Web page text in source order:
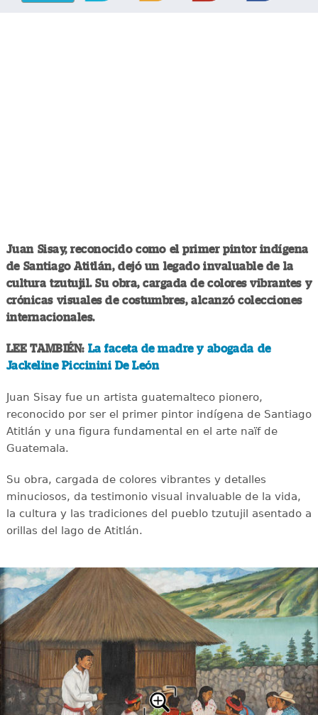
Juan Sisay, reconocido como el primer pintor indígena
de Santiago Atitlán, dejó un legado invaluable de la
cultura tzutujil. Su obra, cargada de colores vibrantes y
crónicas visuales de costumbres, alcanzó colecciones
internacionales.
LEE TAMBIÉN: La faceta de madre y abogada de
Jackeline Piccinini De León
Juan Sisay fue un artista guatemalteco pionero,
reconocido por ser el primer pintor indígena de Santiago
Atitlán y una figura fundamental en el arte naïf de
Guatemala.
Su obra, cargada de colores vibrantes y detalles
minuciosos, da testimonio visual invaluable de la vida,
la cultura y las tradiciones del pueblo tzutujil asentado a
orillas del lago de Atitlán.